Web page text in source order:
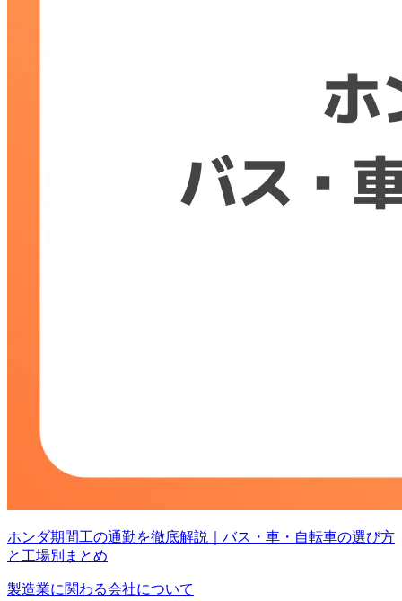
ホンダ期間工の通勤を徹底解説｜バス・車・自転車の選び方
と工場別まとめ
製造業に関わる会社について